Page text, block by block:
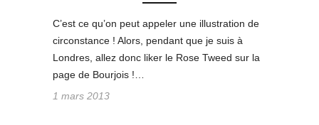
C’est ce qu’on peut appeler une illustration de
circonstance ! Alors, pendant que je suis à
Londres, allez donc liker le Rose Tweed sur la
page de Bourjois !…
1 mars 2013